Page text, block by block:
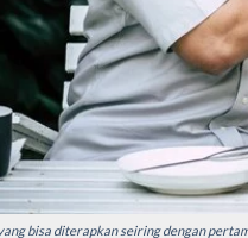
bisa diterapkan seiring dengan